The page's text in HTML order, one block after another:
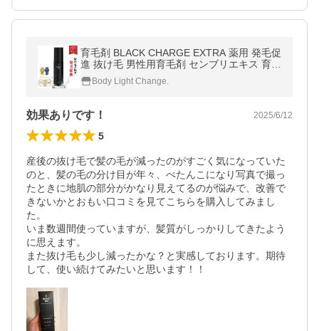
育毛剤 BLACK CHARGE EXTRA 薬用 発毛促
進 抜け毛 男性用育毛剤 センブリエキス 育毛
トニック 送料無料 REQST DIO［医薬部外
品］Body Light Change.
効果ありです！ 2025/6/12
5
産後の抜け毛で髪の毛が減ったのがすごく気になっていた
のと、髪の毛の分け目が年々、ぺたんこになり写真で撮っ
たときに地肌の部分がかなり見えてるのが悩みで、改善で
きないかとおもい口コミを見てこちらを購入してみまし
た。
いま数週間使っていますが、髪質がしっかりしてきたよう
に思えます。
また抜け毛も少し減ったかな？と実感しております。期待
して、使い続けてみたいと思います！！